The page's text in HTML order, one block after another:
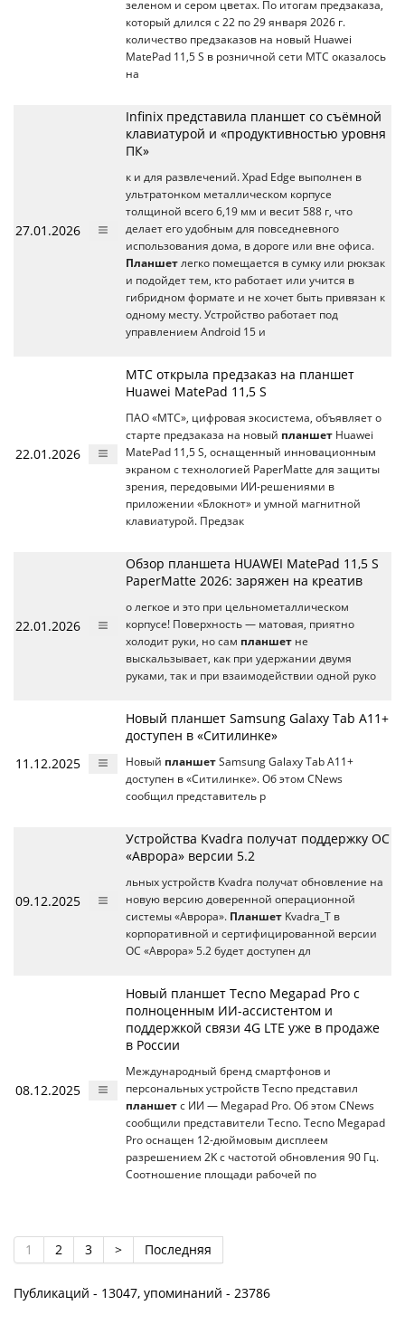
зеленом и сером цветах. По итогам предзаказа,
который длился с 22 по 29 января 2026 г.
количество предзаказов на новый Huawei
MatePad 11,5 S в розничной сети МТС оказалось
на
27.01.2026
Infinix представила планшет со съёмной
клавиатурой и «продуктивностью уровня
ПК»
к и для развлечений. Xpad Edge выполнен в
ультратонком металлическом корпусе
толщиной всего 6,19 мм и весит 588 г, что
делает его удобным для повседневного
использования дома, в дороге или вне офиса.
Планшет легко помещается в сумку или рюкзак
и подойдет тем, кто работает или учится в
гибридном формате и не хочет быть привязан к
одному месту. Устройство работает под
управлением Android 15 и
22.01.2026
МТС открыла предзаказ на планшет
Huawei MatePad 11,5 S
ПАО «МТС», цифровая экосистема, объявляет о
старте предзаказа на новый планшет Huawei
MatePad 11,5 S, оснащенный инновационным
экраном с технологией PaperMatte для защиты
зрения, передовыми ИИ-решениями в
приложении «Блокнот» и умной магнитной
клавиатурой. Предзак
22.01.2026
Обзор планшета HUAWEI MatePad 11,5 S
PaperMatte 2026: заряжен на креатив
о легкое и это при цельнометаллическом
корпусе! Поверхность — матовая, приятно
холодит руки, но сам планшет не
выскальзывает, как при удержании двумя
руками, так и при взаимодействии одной руко
11.12.2025
Новый планшет Samsung Galaxy Tab A11+
доступен в «Ситилинке»
Новый планшет Samsung Galaxy Tab A11+
доступен в «Ситилинке». Об этом CNews
сообщил представитель р
09.12.2025
Устройства Kvadra получат поддержку ОС
«Аврора» версии 5.2
льных устройств Kvadra получат обновление на
новую версию доверенной операционной
системы «Аврора». Планшет Kvadra_T в
корпоративной и сертифицированной версии
ОС «Аврора» 5.2 будет доступен дл
08.12.2025
Новый планшет Tecno Megapad Pro с
полноценным ИИ-ассистентом и
поддержкой связи 4G LTE уже в продаже
в России
Международный бренд смартфонов и
персональных устройств Tecno представил
планшет с ИИ — Megapad Pro. Об этом CNews
сообщили представители Tecno. Tecno Megapad
Pro оснащен 12-дюймовым дисплеем
разрешением 2K с частотой обновления 90 Гц.
Соотношение площади рабочей по
1 2 3 > Последняя
Публикаций - 13047, упоминаний - 23786